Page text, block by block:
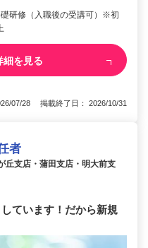
研修（入職後の受講可）※初
細を見る
07/28 掲載終了日： 2026/10/31
者
支店・蒲田支店・明大前支
ています！だから新規